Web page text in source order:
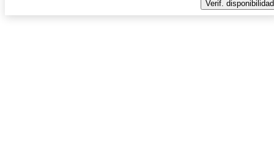
Verif. disponibilidad